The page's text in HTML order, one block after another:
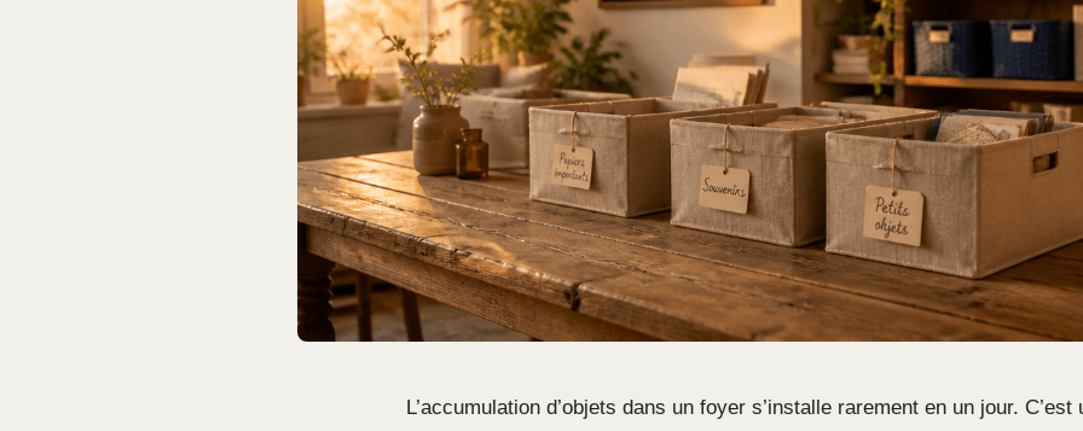
L’accumulation d’objets dans un foyer s’installe rarement en un jour. C’est